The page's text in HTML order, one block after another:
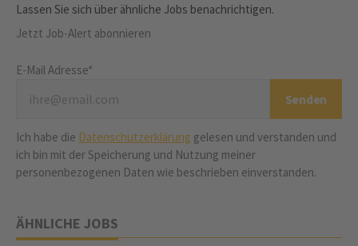
Lassen Sie sich über ähnliche Jobs benachrichtigen.
Jetzt Job-Alert abonnieren
E-Mail Adresse*
Ich habe die Datenschutzerklärung gelesen und verstanden und
ich bin mit der Speicherung und Nutzung meiner
personenbezogenen Daten wie beschrieben einverstanden.
ÄHNLICHE JOBS